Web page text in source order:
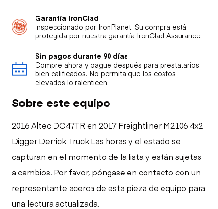
Garantía IronClad
Inspeccionado por IronPlanet. Su compra está
protegida por nuestra garantía IronClad Assurance.
Sin pagos durante 90 días
Compre ahora y pague después para prestatarios
bien calificados. No permita que los costos
elevados lo ralenticen.
Sobre este equipo
2016 Altec DC47TR en 2017 Freightliner M2106 4x2
Digger Derrick Truck Las horas y el estado se
capturan en el momento de la lista y están sujetas
a cambios. Por favor, póngase en contacto con un
representante acerca de esta pieza de equipo para
una lectura actualizada.